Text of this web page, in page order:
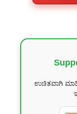
ಉಚಿತವಾಗಿ